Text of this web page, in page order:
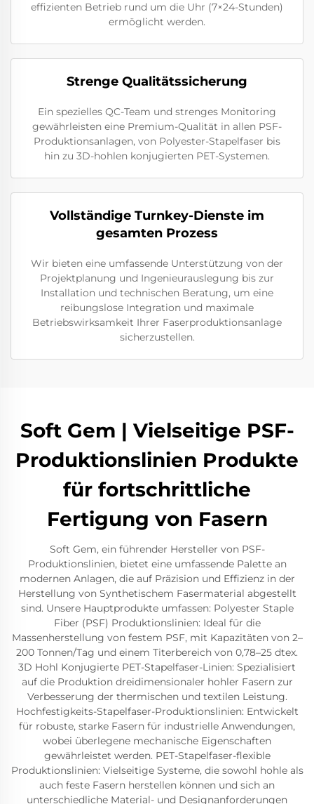
effizienten Betrieb rund um die Uhr (7×24-Stunden)
ermöglicht werden.
Strenge Qualitätssicherung
Ein spezielles QC-Team und strenges Monitoring
gewährleisten eine Premium-Qualität in allen PSF-
Produktionsanlagen, von Polyester-Stapelfaser bis
hin zu 3D-hohlen konjugierten PET-Systemen.
Vollständige Turnkey-Dienste im
gesamten Prozess
Wir bieten eine umfassende Unterstützung von der
Projektplanung und Ingenieurauslegung bis zur
Installation und technischen Beratung, um eine
reibungslose Integration und maximale
Betriebswirksamkeit Ihrer Faserproduktionsanlage
sicherzustellen.
Soft Gem | Vielseitige PSF-
Produktionslinien Produkte
für fortschrittliche
Fertigung von Fasern
Soft Gem, ein führender Hersteller von PSF-
Produktionslinien, bietet eine umfassende Palette an
modernen Anlagen, die auf Präzision und Effizienz in der
Herstellung von Synthetischem Fasermaterial abgestellt
sind. Unsere Hauptprodukte umfassen: Polyester Staple
Fiber (PSF) Produktionslinien: Ideal für die
Massenherstellung von festem PSF, mit Kapazitäten von 2–
200 Tonnen/Tag und einem Titerbereich von 0,78–25 dtex.
3D Hohl Konjugierte PET-Stapelfaser-Linien: Spezialisiert
auf die Produktion dreidimensionaler hohler Fasern zur
Verbesserung der thermischen und textilen Leistung.
Hochfestigkeits-Stapelfaser-Produktionslinien: Entwickelt
für robuste, starke Fasern für industrielle Anwendungen,
wobei überlegene mechanische Eigenschaften
gewährleistet werden. PET-Stapelfaser-flexible
Produktionslinien: Vielseitige Systeme, die sowohl hohle als
auch feste Fasern herstellen können und sich an
unterschiedliche Material- und Designanforderungen